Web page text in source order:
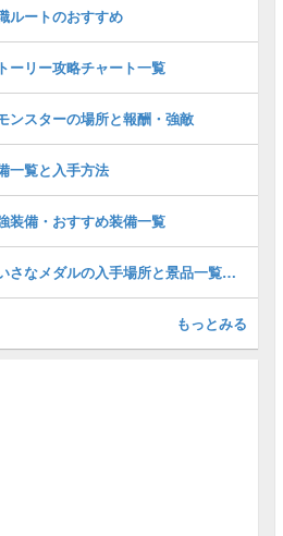
ルートのおすすめ
ーリー攻略チャート一覧
ンスターの場所と報酬・強敵
一覧と入手方法
装備・おすすめ装備一覧
ちいさなメダルの入手場所と景品一覧・全100個網羅
もっとみる